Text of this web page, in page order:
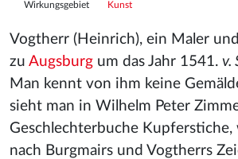
Wirkungsgebiet Kunst
Vogtherr (Heinrich), ein Maler
zu Augsburg um das Jahr 1541. v.
Man kennt von ihm keine
sieht man in Wilhelm Peter
Geschlechterbuche Kupferstiche,
nach Burgmairs und Vogtherrs